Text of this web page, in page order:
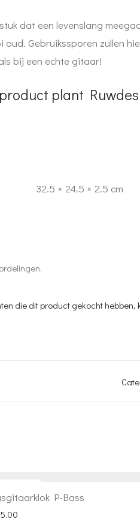
dat een levenslang
oud. Gebruikssporen zullen
bij een echte gitaar!
plant
32.5 × 24.5 × 2.5 cm
die dit product gekocht
P-Bass